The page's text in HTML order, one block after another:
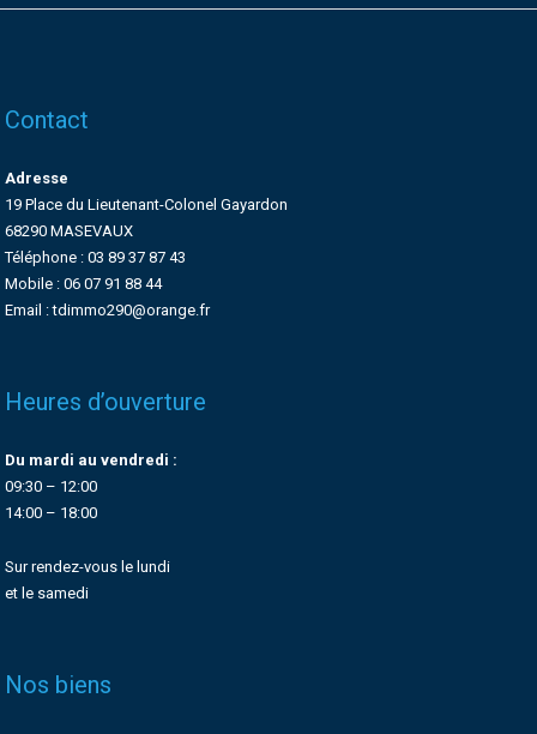
Contact
Adresse
19 Place du Lieutenant-Colonel Gayardon
68290 MASEVAUX
Téléphone : 03 89 37 87 43
Mobile : 06 07 91 88 44
Email : tdimmo290@orange.fr
Heures d’ouverture
Du mardi au vendredi :
09:30 – 12:00
14:00 – 18:00
Sur rendez-vous le lundi
et le samedi
Nos biens